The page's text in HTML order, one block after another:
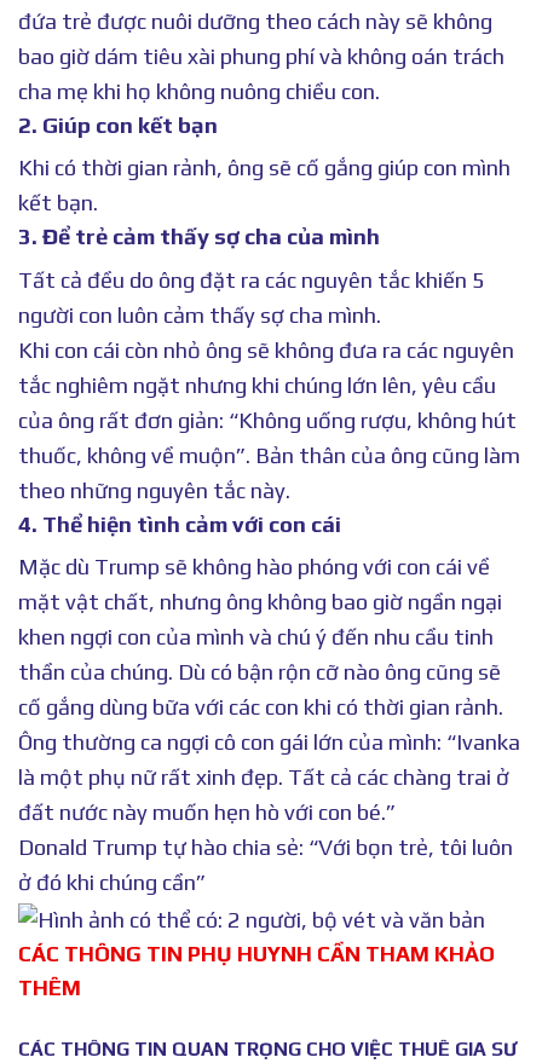
đứa trẻ được nuôi dưỡng theo cách này sẽ không
bao giờ dám tiêu xài phung phí và không oán trách
cha mẹ khi họ không nuông chiều con.
2. Giúp con kết bạn
Khi có thời gian rảnh, ông sẽ cố gắng giúp con mình
kết bạn.
3. Để trẻ cảm thấy sợ cha của mình
Tất cả đều do ông đặt ra các nguyên tắc khiến 5
người con luôn cảm thấy sợ cha mình.
Khi con cái còn nhỏ ông sẽ không đưa ra các nguyên
tắc nghiêm ngặt nhưng khi chúng lớn lên, yêu cầu
của ông rất đơn giản: “Không uống rượu, không hút
thuốc, không về muộn”. Bản thân của ông cũng làm
theo những nguyên tắc này.
4. Thể hiện tình cảm với con cái
Mặc dù Trump sẽ không hào phóng với con cái về
mặt vật chất, nhưng ông không bao giờ ngần ngại
khen ngợi con của mình và chú ý đến nhu cầu tinh
thần của chúng. Dù có bận rộn cỡ nào ông cũng sẽ
cố gắng dùng bữa với các con khi có thời gian rảnh.
Ông thường ca ngợi cô con gái lớn của mình: “Ivanka
là một phụ nữ rất xinh đẹp. Tất cả các chàng trai ở
đất nước này muốn hẹn hò với con bé.”
Donald Trump tự hào chia sẻ: “Với bọn trẻ, tôi luôn
ở đó khi chúng cần”
CÁC THÔNG TIN PHỤ HUYNH CẦN THAM KHẢO
THÊM
CÁC THÔNG TIN QUAN TRỌNG CHO VIỆC THUÊ GIA SƯ